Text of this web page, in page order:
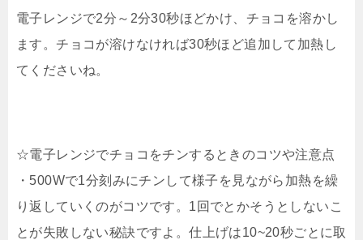
電子レンジで2分～2分30秒ほどかけ、チョコを溶かし
ます。チョコが溶けなければ30秒ほど追加して加熱し
てくださいね。
☆電子レンジでチョコをチンするときのコツや注意点
・500Wで1分刻みにチンして様子を見ながら加熱を繰
り返していくのがコツです。1回でとかそうとしないこ
とが失敗しない秘訣ですよ。仕上げは10~20秒ごとに取